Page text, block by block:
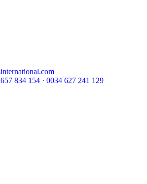
834 154 · 0034 627 241 129